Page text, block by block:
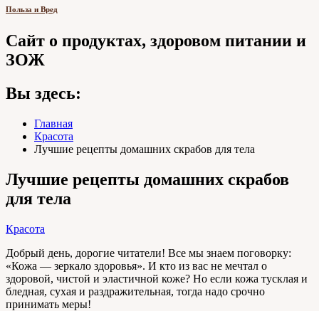
Польза и Вред
Сайт о продуктах, здоровом питании и
ЗОЖ
Вы здесь:
Главная
Красота
Лучшие рецепты домашних скрабов для тела
Лучшие рецепты домашних скрабов
для тела
Красота
Добрый день, дорогие читатели! Все мы знаем поговорку:
«Кожа — зеркало здоровья». И кто из вас не мечтал о
здоровой, чистой и эластичной коже? Но если кожа тусклая и
бледная, сухая и раздражительная, тогда надо срочно
принимать меры!